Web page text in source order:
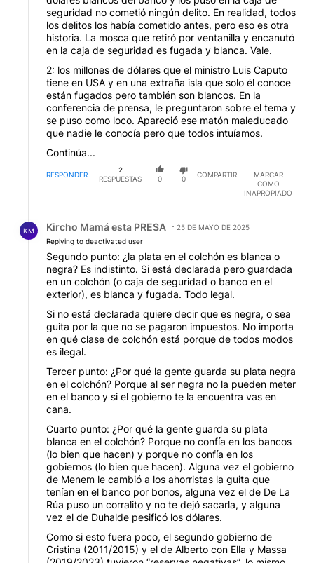
seguridad no cometió ningún delito. En realidad, todos
los delitos los había cometido antes, pero eso es otra
historia. La mosca que retiró por ventanilla y encanutó
en la caja de seguridad es fugada y blanca. Vale.
2: los millones de dólares que el ministro Luis Caputo
tiene en USA y en una extraña isla que solo él conoce
están fugados pero también son blancos. En la
conferencia de prensa, le preguntaron sobre el tema y
se puso como loco. Apareció ese matón maleducado
que nadie le conocía pero que todos intuíamos.
Continúa...
RESPONDER
2
RESPUESTAS
0 0
COMPARTIR
MARCAR
COMO
INAPROPIADO
KM Kircho Mamá esta PRESA
25 DE MAYO DE 2025
Replying to deactivated user
Segundo punto: ¿la plata en el colchón es blanca o
negra? Es indistinto. Si está declarada pero guardada
en un colchón (o caja de seguridad o banco en el
exterior), es blanca y fugada. Todo legal.
Si no está declarada quiere decir que es negra, o sea
guita por la que no se pagaron impuestos. No importa
en qué clase de colchón está porque de todos modos
es ilegal.
Tercer punto: ¿Por qué la gente guarda su plata negra
en el colchón? Porque al ser negra no la pueden meter
en el banco y si el gobierno te la encuentra vas en
cana.
Cuarto punto: ¿Por qué la gente guarda su plata
blanca en el colchón? Porque no confía en los bancos
(lo bien que hacen) y porque no confía en los
gobiernos (lo bien que hacen). Alguna vez el gobierno
de Menem le cambió a los ahorristas la guita que
tenían en el banco por bonos, alguna vez el de De La
Rúa puso un corralito y no te dejó sacarla, y alguna
vez el de Duhalde pesificó los dólares.
Como si esto fuera poco, el segundo gobierno de
Cristina (2011/2015) y el de Alberto con Ella y Massa